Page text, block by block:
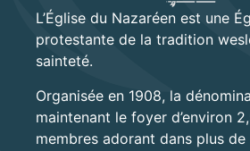
L’Église du Nazaréen est une
protestante de la tradition
sainteté.
Organisée en 1908, la
maintenant le foyer d’environ
membres adorant dans plus